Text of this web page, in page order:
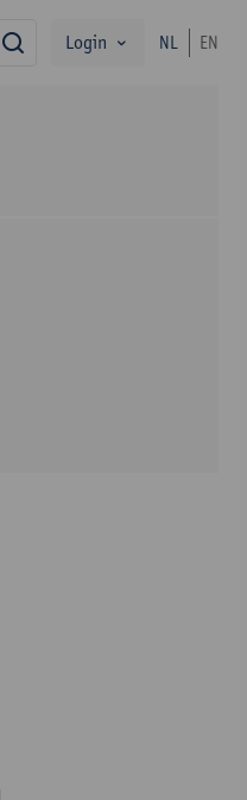
zoekLogin NL EN